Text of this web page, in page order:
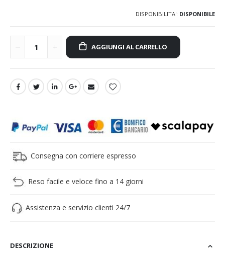
DISPONIBILITA': DISPONIBILE
AGGIUNGI AL CARRELLO
Consegna con corriere espresso
Reso facile e veloce fino a 14 giorni
Assistenza e servizio clienti 24/7
DESCRIZIONE